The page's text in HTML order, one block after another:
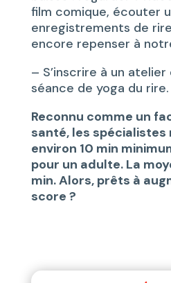
film comique, écouter
enregistrements de
encore repenser à
– S’inscrire à un
séance de yoga du rire.
Reconnu comme un
santé, les
environ 10 min
pour un adulte. La
min. Alors, prêts à
score ?